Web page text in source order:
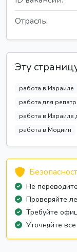
Отрасль:
Эту
работа в Израиле
работа для
работа в Израиле
работа в Модиин
Не
Проверяйте
Требуйте
Уточняйте